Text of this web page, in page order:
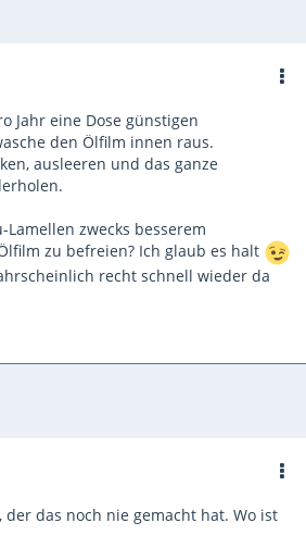
Jahr eine Dose günstigen
den Ölfilm innen raus.
ausleeren und das ganze
zwecks besserem
zu befreien? Ich glaub es halt
recht schnell wieder da
der das noch nie gemacht hat. Wo ist